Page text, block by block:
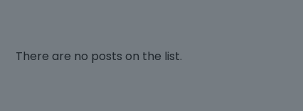
There are no posts on the list.